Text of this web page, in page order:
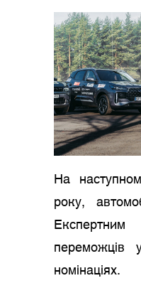
На
року,
переможців
номінаціях.